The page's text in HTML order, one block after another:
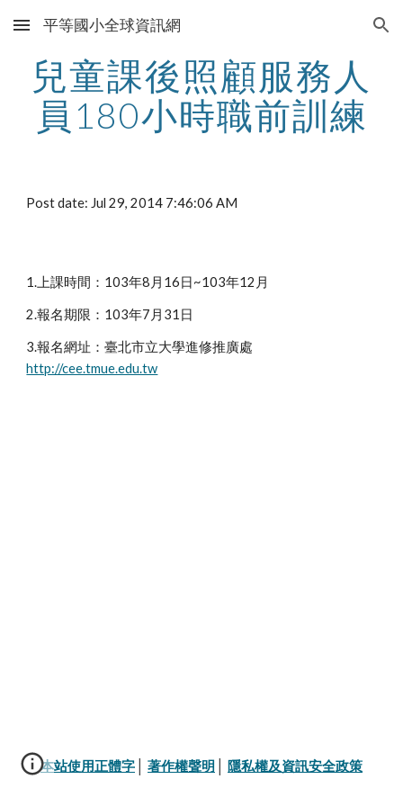
Skip to main content Skip to navigation
平等國小全球資訊網
兒童課後照顧服務人
員180小時職前訓練
Post date: Jul 29, 2014 7:46:06 AM
1.上課時間：103年8月16日~103年12月
2.報名期限：103年7月31日
3.報名網址：臺北市立大學進修推廣處
http://cee.tmue.edu.tw
本站使用正體字 著作權聲明 隱私權及資訊安全政策